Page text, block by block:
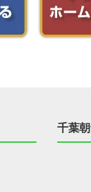
千葉